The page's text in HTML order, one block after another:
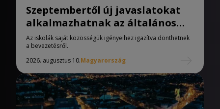
Szeptembertől új javaslatokat
alkalmazhatnak az általános
iskolák
Az iskolák saját közösségük igényeihez igazítva dönthetnek
a bevezetésről.
2026. augusztus 10.Magyarország